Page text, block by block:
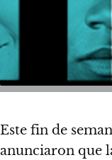
Este fin de
anunciaron que